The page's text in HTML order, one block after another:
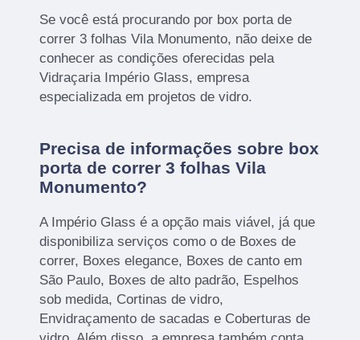
Se você está procurando por box porta de
correr 3 folhas Vila Monumento, não deixe de
conhecer as condições oferecidas pela
Vidraçaria Império Glass, empresa
especializada em projetos de vidro.
Precisa de informações sobre box
porta de correr 3 folhas Vila
Monumento?
A Império Glass é a opção mais viável, já que
disponibiliza serviços como o de Boxes de
correr, Boxes elegance, Boxes de canto em
São Paulo, Boxes de alto padrão, Espelhos
sob medida, Cortinas de vidro,
Envidraçamento de sacadas e Coberturas de